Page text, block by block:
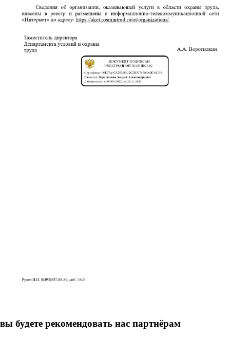
вы будете рекомендовать нас партнёрам